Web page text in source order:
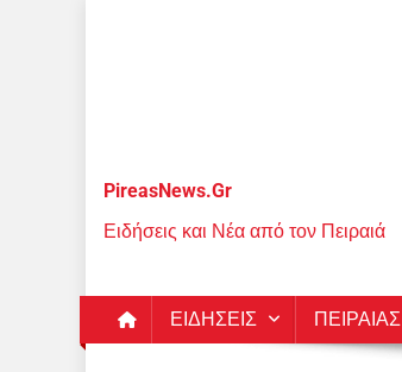
PireasNews.Gr
Ειδήσεις και Νέα από τον Πειραιά
ΕΙΔΗΣΕΙΣ ΠΕΙΡΑΙΑΣ